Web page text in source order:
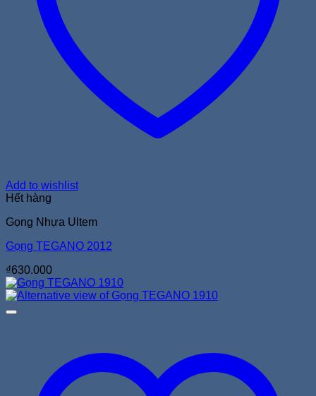
Add to wishlist
Hết hàng
Gọng Nhựa Ultem
Gọng TEGANO 2012
₫630.000